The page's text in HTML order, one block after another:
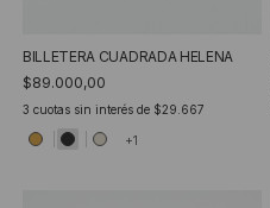
BILLETERA CUADRADA HELENA
$89.000,00
3 cuotas sin interés de $29.667
+1